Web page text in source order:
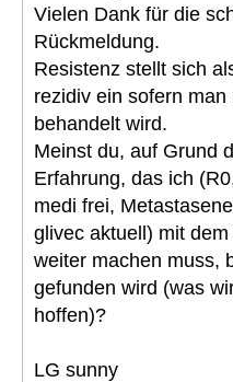
Vielen Dank für die
Rückmeldung.
Resistenz stellt sich
rezidiv ein sofern
behandelt wird.
Meinst du, auf Grund
Erfahrung, das ich
medi frei,
glivec aktuell) mit
weiter machen muss,
gefunden wird (was
hoffen)?
LG sunny